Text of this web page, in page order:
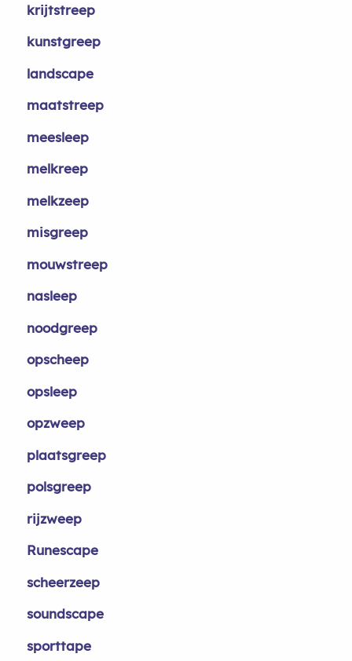
krijtstreep
kunstgreep
landscape
maatstreep
meesleep
melkreep
melkzeep
misgreep
mouwstreep
nasleep
noodgreep
opscheep
opsleep
opzweep
plaatsgreep
polsgreep
rijzweep
Runescape
scheerzeep
soundscape
sporttape